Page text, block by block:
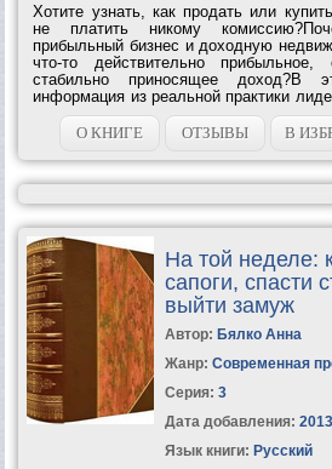
Хотите узнать, как продать или
не платить никому
прибыльный бизнес и доходную
что-то действительно прибыльное,
стабильно приносящее доход?В
информация из реальной практики
которая поможет вам стать
начинающих и...
О КНИГЕ ОТЗЫВЫ В
На той неделе:
сапоги, спасти
выйти замуж
Автор: Бялко Анна
Жанр: Современная
Серия: 3
Дата добавления:
Язык книги: Русский